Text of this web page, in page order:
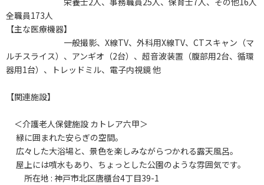
全職員173人
【主な医療機器】
一般撮影、X線TV、外科用X線TV、CTスキャン（マ
ルチスライス）、アンギオ（2台）、超音波装置（腹部用2台、循環
器用1台）、トレッドミル、電子内視鏡 他
【関連施設】
＜介護老人保健施設 カトレア六甲＞
緑に囲まれた安らぎの空間。
広々した大浴場と、景色を楽しみながらつかれる露天風呂。
屋上には噴水もあり、ちょっとした公園のような雰囲気です。
所在地 : 神戸市北区唐櫃台4丁目39-1